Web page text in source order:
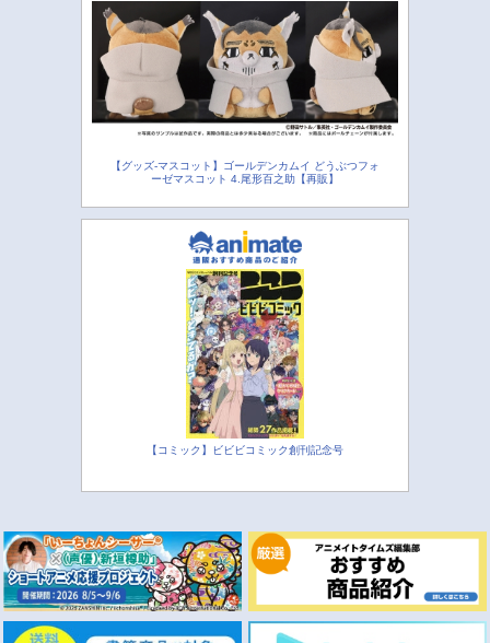
【グッズ-マスコット】ゴールデンカムイ どうぶつフォ
ーゼマスコット 4.尾形百之助【再販】
【コミック】ビビビコミック創刊記念号